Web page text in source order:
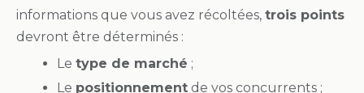
informations que vous avez récoltées, trois points
devront être déterminés :
Le type de marché ;
Le positionnement de vos concurrents ;